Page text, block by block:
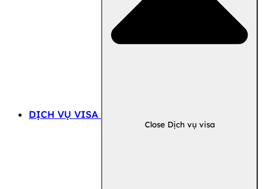
DỊCH VỤ VISA
Close Dịch vụ visa